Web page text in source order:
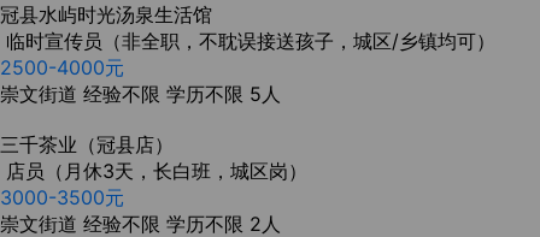
冠县水屿时光汤泉生活馆
临时宣传员（非全职，不耽误接送孩子，城区/乡镇均可）
2500-4000元
崇文街道 经验不限 学历不限 5人
三千茶业（冠县店）
店员（月休3天，长白班，城区岗）
3000-3500元
崇文街道 经验不限 学历不限 2人